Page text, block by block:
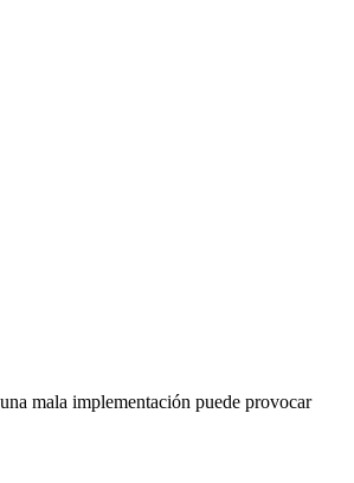
mala implementación puede provocar